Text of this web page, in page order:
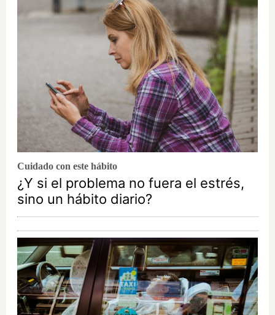
Cuidado con este hábito
¿Y si el problema no fuera el estrés,
sino un hábito diario?